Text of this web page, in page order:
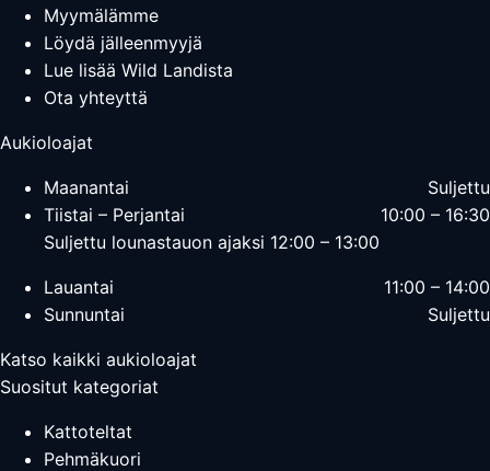
Myymälämme
Löydä jälleenmyyjä
Lue lisää Wild Landista
Ota yhteyttä
Aukioloajat
Maanantai
Suljettu
Tiistai – Perjantai
10:00 – 16:30
Suljettu lounastauon ajaksi 12:00 – 13:00
Lauantai
11:00 – 14:00
Sunnuntai
Suljettu
Katso kaikki aukioloajat
Suositut kategoriat
Kattoteltat
Pehmäkuori